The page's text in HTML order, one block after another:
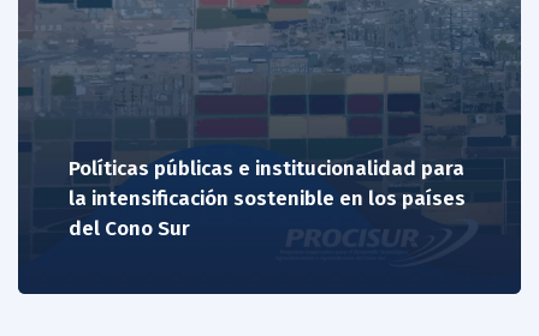
Políticas públicas e institucionalidad para
la intensificación sostenible en los países
del Cono Sur